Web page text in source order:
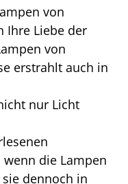
von
Ihre Liebe der
von
erstrahlt auch in
nur Licht
die Lampen
dennoch in